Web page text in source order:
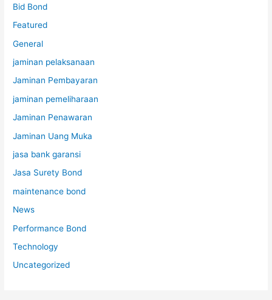
Bid Bond
Featured
General
jaminan pelaksanaan
Jaminan Pembayaran
jaminan pemeliharaan
Jaminan Penawaran
Jaminan Uang Muka
jasa bank garansi
Jasa Surety Bond
maintenance bond
News
Performance Bond
Technology
Uncategorized